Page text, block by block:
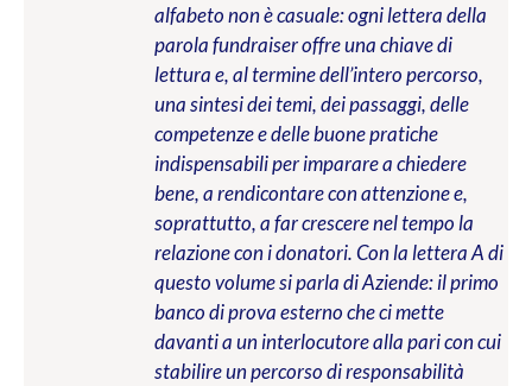
alfabeto non è casuale: ogni lettera della
parola fundraiser offre una chiave di
lettura e, al termine dell’intero percorso,
una sintesi dei temi, dei passaggi, delle
competenze e delle buone pratiche
indispensabili per imparare a chiedere
bene, a rendicontare con attenzione e,
soprattutto, a far crescere nel tempo la
relazione con i donatori. Con la lettera A di
questo volume si parla di Aziende: il primo
banco di prova esterno che ci mette
davanti a un interlocutore alla pari con cui
stabilire un percorso di responsabilità